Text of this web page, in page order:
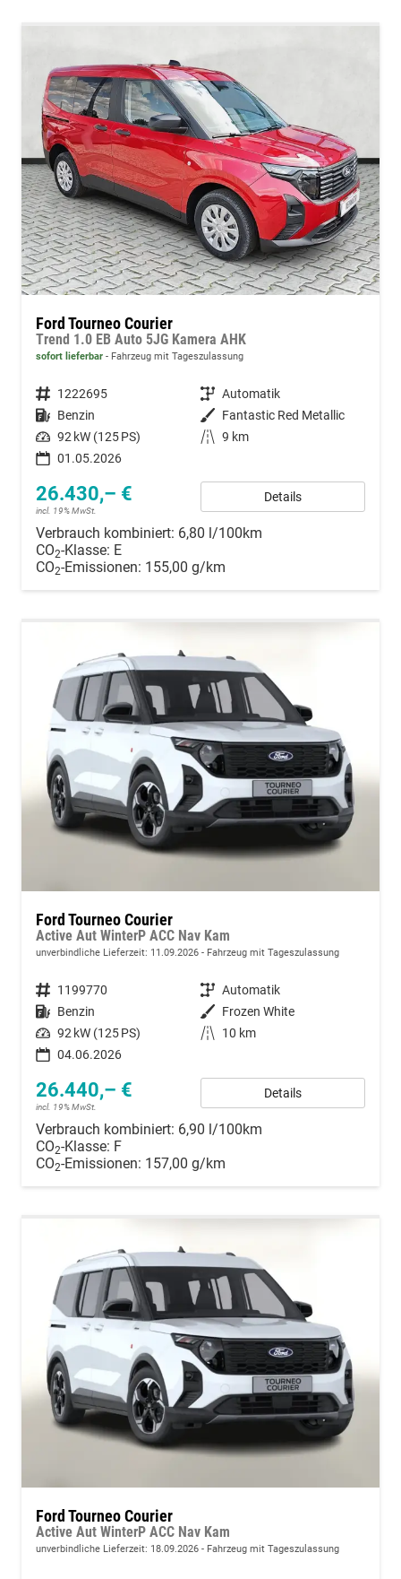
Ford Tourneo Courier
Trend 1.0 EB Auto 5JG Kamera AHK
sofort lieferbar Fahrzeug mit Tageszulassung
Fahrzeugnummer 1222695 Getriebe Automatik
Kraftstoff Benzin Außenfarbe Fantastic Red Metallic
Leistung 92 kW (125 PS) Kilometerstand 9 km
01.05.2026
26.430,– €
incl. 19% MwSt.
Details
Verbrauch kombiniert: 6,80 l/100km
CO2-Klasse: E
CO2-Emissionen: 155,00 g/km
Ford Tourneo Courier
Active Aut WinterP ACC Nav Kam
unverbindliche Lieferzeit: 11.09.2026 Fahrzeug mit Tageszulassung
Fahrzeugnummer 1199770 Getriebe Automatik
Kraftstoff Benzin Außenfarbe Frozen White
Leistung 92 kW (125 PS) Kilometerstand
10 km
04.06.2026
26.440,– €
incl. 19% MwSt.
Details
Verbrauch kombiniert: 6,90 l/100km
CO2-Klasse: F
CO2-Emissionen: 157,00 g/km
Ford Tourneo Courier
Active Aut WinterP ACC Nav Kam
unverbindliche Lieferzeit: 18.09.2026 Fahrzeug mit Tageszulassung